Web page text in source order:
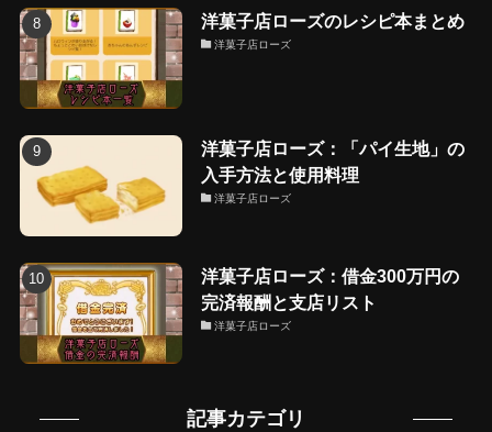
洋菓子店ローズのレシピ本まとめ
洋菓子店ローズ
洋菓子店ローズ：「パイ生地」の
入手方法と使用料理
洋菓子店ローズ
洋菓子店ローズ：借金300万円の
完済報酬と支店リスト
洋菓子店ローズ
記事カテゴリ